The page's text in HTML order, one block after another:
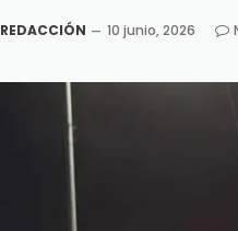
REDACCIÓN 10 junio, 2026